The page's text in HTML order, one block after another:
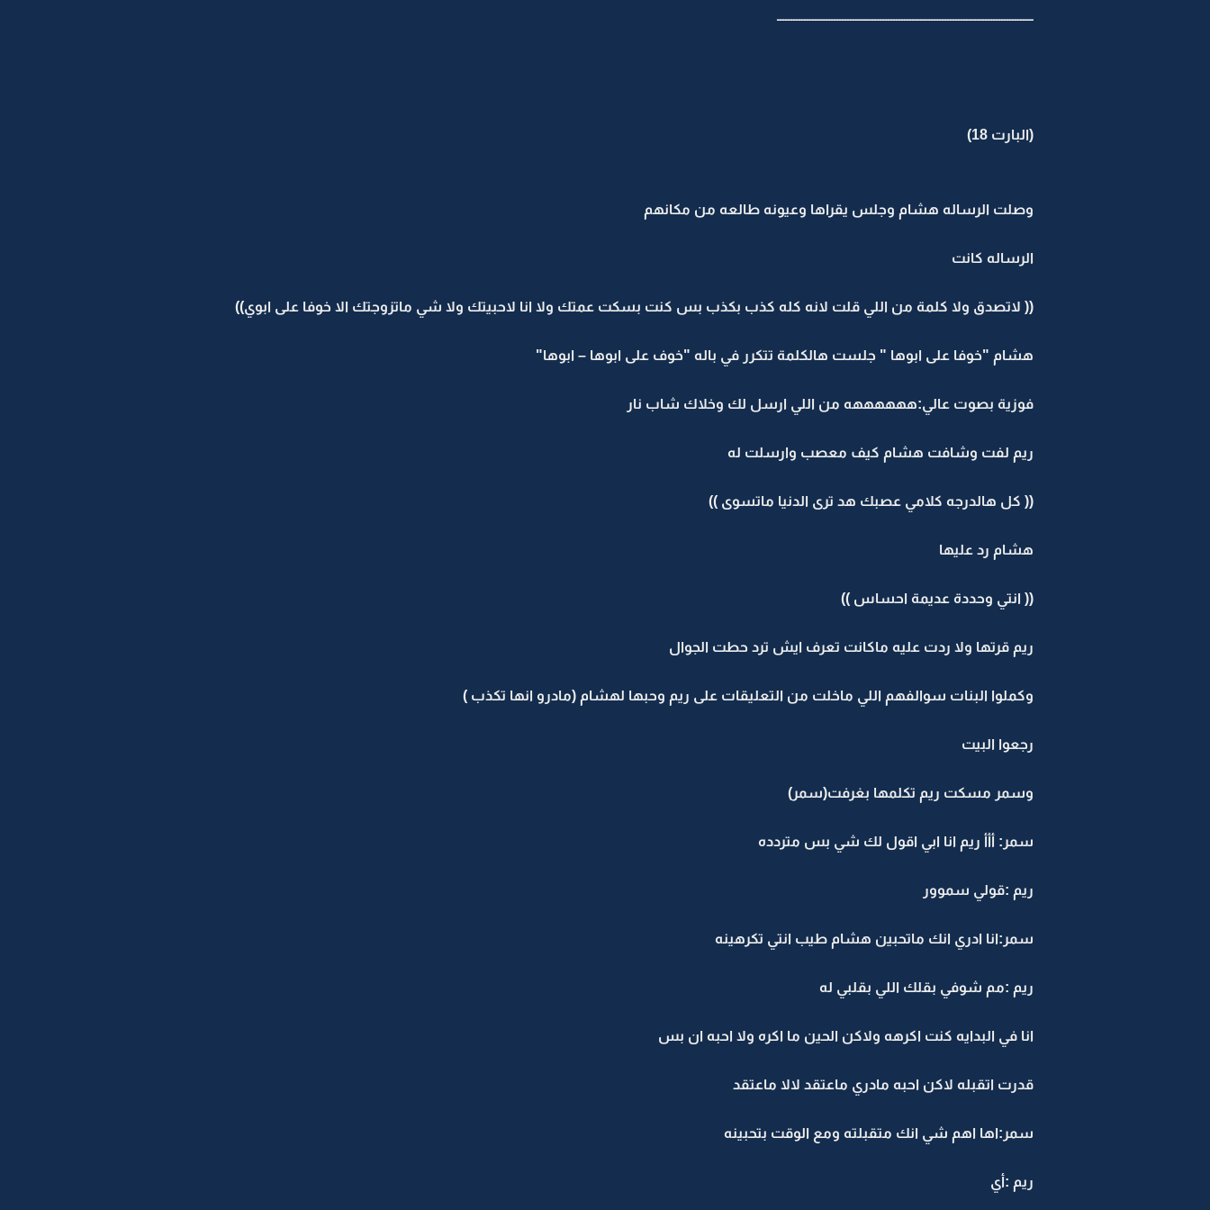
ـــــــــــــــــــــــــــــــــــــــــــــــــــــــــــــــــــــــــــــــــــــــــــــــ
(البارت 18)
وصلت الرساله هشام وجلس يقراها وعيونه طالعه من مكانهم
الرساله كانت
(( لاتصدق ولا كلمة من اللي قلت لانه كله كذب بكذب بس كنت بسكت عمتك ولا انا لاحبيتك ولا شي ماتزوجتك الا خوفا على ابوي))
هشام "خوفا على ابوها " جلست هالكلمة تتكرر في باله "خوف على ابوها – ابوها"
فوزية بصوت عالي:ههههههه من اللي ارسل لك وخلاك شاب نار
ريم لفت وشافت هشام كيف معصب وارسلت له
(( كل هالدرجه كلامي عصبك هد ترى الدنيا ماتسوى ))
هشام رد عليها
(( انتي وحددة عديمة احساس ))
ريم قرتها ولا ردت عليه ماكانت تعرف ايش ترد حطت الجوال
وكملوا البنات سوالفهم اللي ماخلت من التعليقات على ريم وحبها لهشام (مادرو انها تكذب )
رجعوا البيت
وسمر مسكت ريم تكلمها بغرفت(سمر)
سمر: أأأ ريم انا ابي اقول لك شي بس متردده
ريم :قولي سموور
سمر:انا ادري انك ماتحبين هشام طيب انتي تكرهينه
ريم :مم شوفي بقلك اللي بقلبي له
انا في البدايه كنت اكرهه ولاكن الحين ما اكره ولا احبه ان بس
قدرت اتقبله لاكن احبه مادري ماعتقد لالا ماعتقد
سمر:اها اهم شي انك متقبلته ومع الوقت بتحبينه
ريم :أي